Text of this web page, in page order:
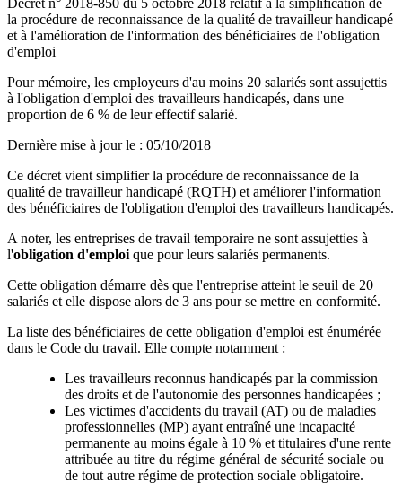
Décret n° 2018-850 du 5 octobre 2018 relatif à la simplification de
la procédure de reconnaissance de la qualité de travailleur handicapé
et à l'amélioration de l'information des bénéficiaires de l'obligation
d'emploi
Pour mémoire, les employeurs d'au moins 20 salariés sont assujettis
à l'obligation d'emploi des travailleurs handicapés, dans une
proportion de 6 % de leur effectif salarié.
Dernière mise à jour le : 05/10/2018
Ce décret vient simplifier la procédure de reconnaissance de la
qualité de travailleur handicapé (RQTH) et améliorer l'information
des bénéficiaires de l'obligation d'emploi des travailleurs handicapés.
A noter, les entreprises de travail temporaire ne sont assujetties à
l'obligation d'emploi que pour leurs salariés permanents.
Cette obligation démarre dès que l'entreprise atteint le seuil de 20
salariés et elle dispose alors de 3 ans pour se mettre en conformité.
La liste des bénéficiaires de cette obligation d'emploi est énumérée
dans le Code du travail. Elle compte notamment :
Les travailleurs reconnus handicapés par la commission
des droits et de l'autonomie des personnes handicapées ;
Les victimes d'accidents du travail (AT) ou de maladies
professionnelles (MP) ayant entraîné une incapacité
permanente au moins égale à 10 % et titulaires d'une rente
attribuée au titre du régime général de sécurité sociale ou
de tout autre régime de protection sociale obligatoire.